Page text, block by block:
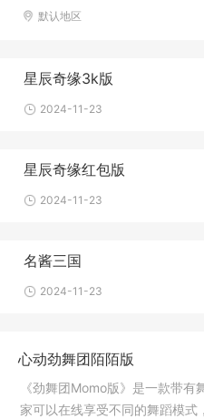
默认地区
星辰奇缘3k版
2024-11-23
星辰奇缘红包版
2024-11-23
名酱三国
2024-11-23
心动劲舞团陌陌版
《劲舞团Momo版》是一款带
家可以在线享受不同的舞蹈模式